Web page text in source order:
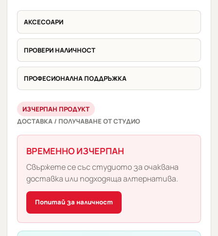
АКСЕСОАРИ
ПРОВЕРИ НАЛИЧНОСТ
ПРОФЕСИОНАЛНА ПОДДРЪЖКА
ИЗЧЕРПАН ПРОДУКТ
ДОСТАВКА / ПОЛУЧАВАНЕ ОТ СТУДИО
ВРЕМЕННО ИЗЧЕРПАН
Свържете се със студиото за очаквана
доставка или подходяща алтернатива.
Попитай за наличност